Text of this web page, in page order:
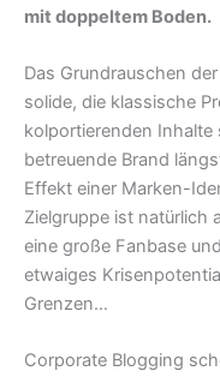
mit doppeltem Boden.
Das Grundrauschen
solide, die klassische
kolportierenden Inhalte
betreuende Brand
Effekt einer Marken-
Zielgruppe ist natürlich
eine große Fanbase
etwaiges
Grenzen…
Corporate Blogging